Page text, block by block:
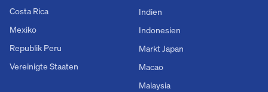
Costa Rica
Mexiko
Republik Peru
Vereinigte Staaten
Indien
Indonesien
Markt Japan
Macao
Malaysia